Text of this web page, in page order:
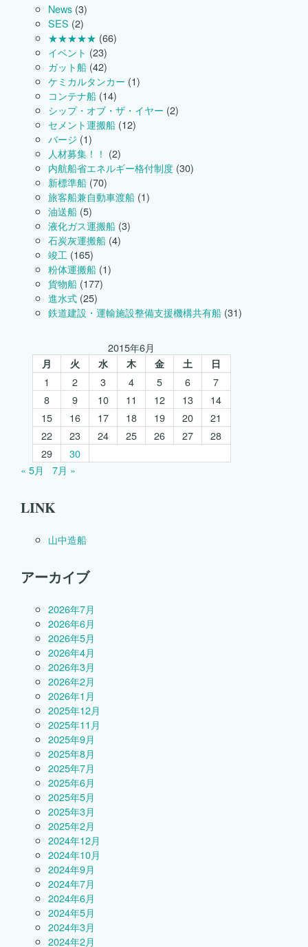
News (3)
SES (2)
★★★★★ (66)
イベント (23)
ガット船 (42)
ケミカルタンカー (1)
コンテナ船 (14)
シップ・オブ・ザ・イヤー (2)
セメント運搬船 (12)
バージ (1)
人材募集！！ (2)
内航船省エネルギー格付制度 (30)
新標準船 (70)
旅客船兼自動車渡船 (1)
油送船 (5)
液化ガス運搬船 (3)
石炭灰運搬船 (4)
竣工 (165)
粉体運搬船 (1)
貨物船 (177)
進水式 (25)
鉄道建設・運輸施設整備支援機構共有船 (31)
2015年6月
月 火 水 木 金 土 日
1 2 3 4 5 6
7
8
9 10 11 12 13
14
15
16 17 18 19 20
21
22
23 24 25 26 27
28
29
30
« 5月
7月 »
LINK
山中造船
アーカイブ
2026年7月
2026年6月
2026年5月
2026年4月
2026年3月
2026年2月
2026年1月
2025年12月
2025年11月
2025年9月
2025年8月
2025年7月
2025年6月
2025年5月
2025年3月
2025年2月
2024年12月
2024年10月
2024年9月
2024年7月
2024年6月
2024年5月
2024年3月
2024年2月